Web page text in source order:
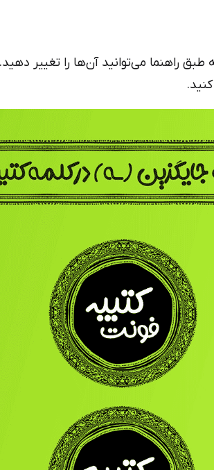
راهنما می‌توانید آن‌ها را تغییر